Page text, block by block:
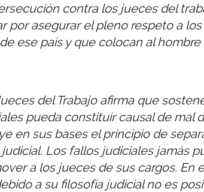
contra los jueces del
por asegurar el pleno respeto a
ese país y que colocan al
del Trabajo afirma que
pueda constituir causal de mal
en sus bases el principio de
Los fallos judiciales jamás
a los jueces de sus cargos. En
a su filosofía judicial no es